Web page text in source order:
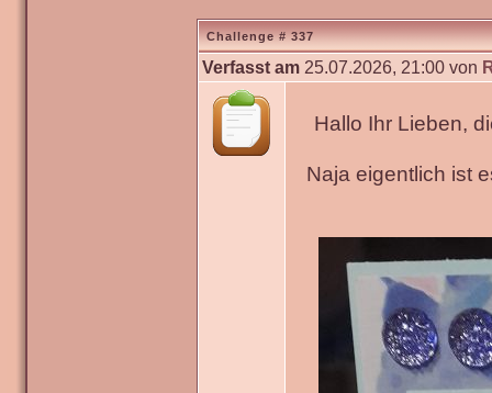
Challenge # 337
Verfasst am 25.07.2026, 21:00 von
Hallo Ihr Lieben,
Naja eigentlich ist